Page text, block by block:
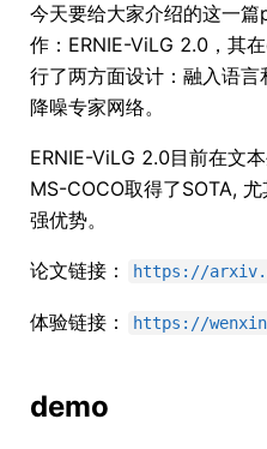
今天要给大家介绍的这一
作：ERNIE-ViLG 2.0，其
行了两方面设计：融入语
降噪专家网络。
ERNIE-ViLG 2.0目前在文
MS-COCO取得了SOTA,
强优势。
论文链接： https://
体验链接： https://
demo